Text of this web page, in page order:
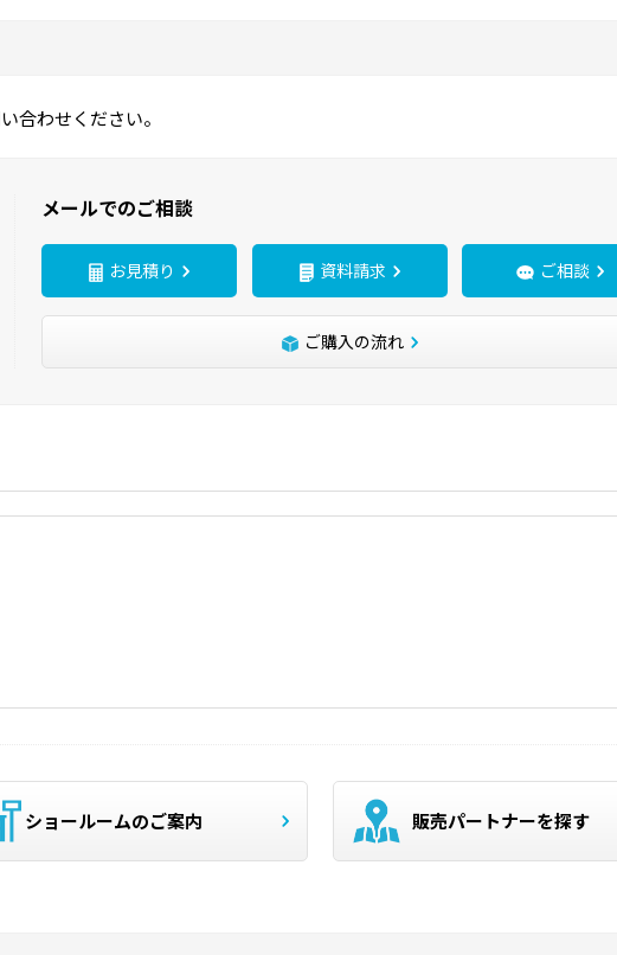
合わせください。
メールでのご相談
お見積り 資料請求 ご相談
ご購入の流れ
ショールームのご案内 販売パートナーを探す